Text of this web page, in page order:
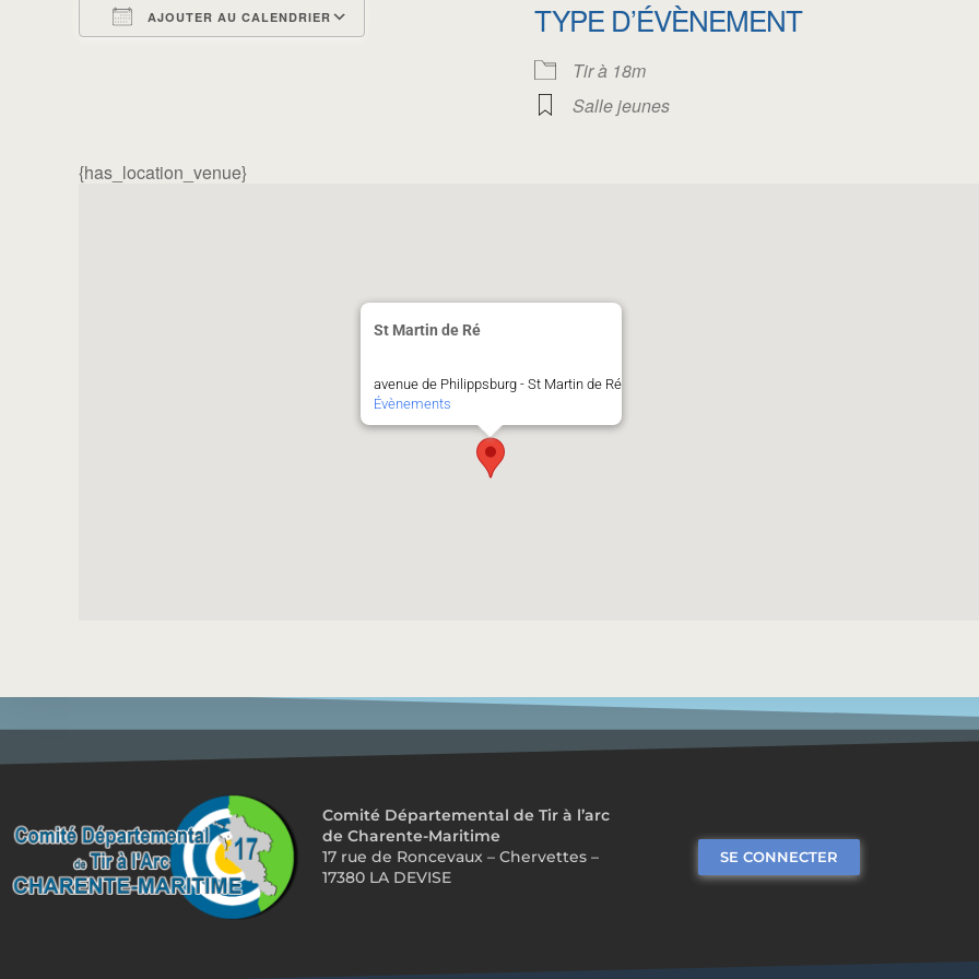
AJOUTER AU CALENDRIER TYPE D’ÉVÈNEMENT
Tir à 18m
Salle jeunes
{has_location_venue}
St Martin de Ré
avenue de Philippsburg - St Martin de Ré
Évènements
Comité Départemental de Tir à l’arc
de Charente-Maritime
17 rue de Roncevaux – Chervettes –
17380 LA DEVISE
SE CONNECTER